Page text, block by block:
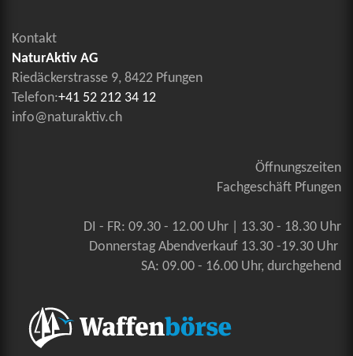
Kontakt
NaturAktiv AG
Riedäckerstrasse 9, 8422 Pfungen
Telefon:+41 52 212 34 12
info@naturaktiv.ch
Öffnungszeiten
Fachgeschäft Pfungen
DI - FR: 09.30 - 12.00 Uhr | 13.30 - 18.30 Uhr
Donnerstag Abendverkauf 13.30 -19.30 Uhr
SA: 09.00 - 16.00 Uhr, durchgehend